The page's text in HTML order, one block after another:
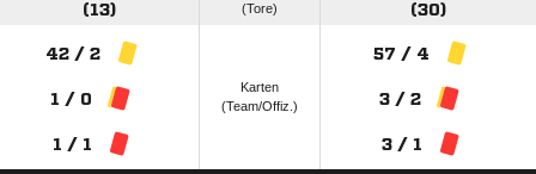
(13)
(Tore)
(30)
42 / 2
1 / 0
1 / 1
Karten
(Team/Offiz.)
57 / 4
3 / 2
3 / 1